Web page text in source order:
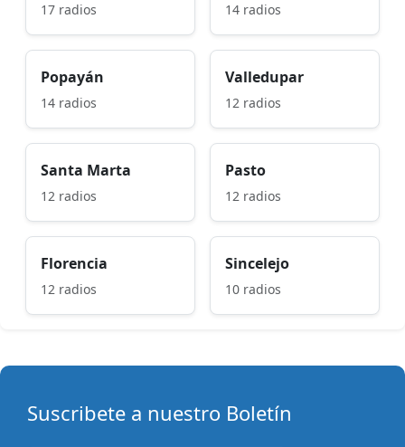
17 radios 14 radios
Popayán
14 radios
Valledupar
12 radios
Santa Marta
12 radios
Pasto
12 radios
Florencia
12 radios
Sincelejo
10 radios
Suscribete a nuestro Boletín